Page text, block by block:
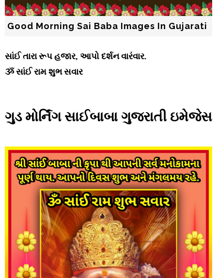
Good Morning Sai Baba Images In Gujarati
સાંઈ તારા રૂપ હજાર, આપો દર્શન વારંવાર.
ૐ સાંઈ રામ શુભ સવાર
ગુડ મોર્નિંગ સાઈબાબા ગુજરાતી ઇમેજેસ